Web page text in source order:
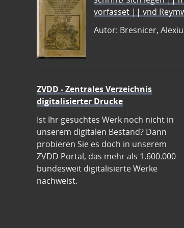
vorfasset || vnd
Autor: Bresnicer,
ZVDD - Zentrales Verzeichnis
digitalisierter Drucke
Ist Ihr gesuchtes Werk noch nicht in
unserem digitalen Bestand? Dann
probieren Sie es doch in unserem
ZVDD Portal, das mehr als 1.600.000
bundesweit digitalisierte Werke
nachweist.